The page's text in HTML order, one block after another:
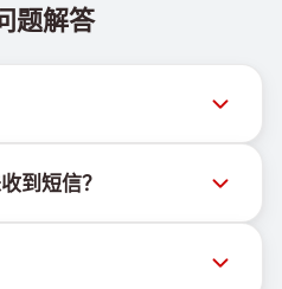
题解答
查看。该频道会及时更新，
。
到短信？
因多种原因拦截临时号码的